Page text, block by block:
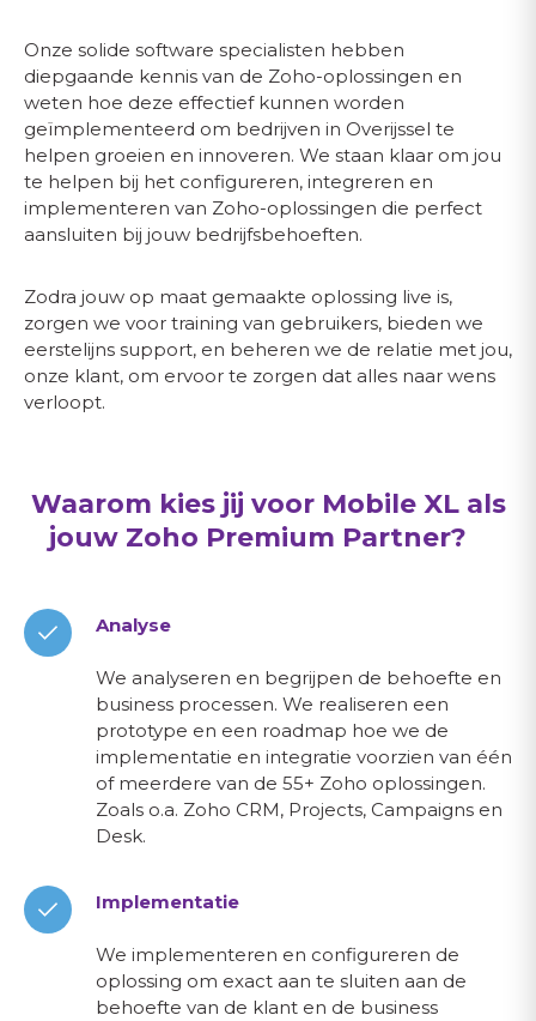
Onze solide software specialisten hebben
diepgaande kennis van de Zoho-oplossingen en
weten hoe deze effectief kunnen worden
geïmplementeerd om bedrijven in Overijssel te
helpen groeien en innoveren. We staan klaar om jou
te helpen bij het configureren, integreren en
implementeren van Zoho-oplossingen die perfect
aansluiten bij jouw bedrijfsbehoeften.
Zodra jouw op maat gemaakte oplossing live is,
zorgen we voor training van gebruikers, bieden we
eerstelijns support, en beheren we de relatie met jou,
onze klant, om ervoor te zorgen dat alles naar wens
verloopt.
Waarom kies jij voor Mobile XL als
jouw Zoho Premium Partner?
Analyse
We analyseren en begrijpen de behoefte en
business processen. We realiseren een
prototype en een roadmap hoe we de
implementatie en integratie voorzien van één
of meerdere van de 55+ Zoho oplossingen.
Zoals o.a. Zoho CRM, Projects, Campaigns en
Desk.
Implementatie
We implementeren en configureren de
oplossing om exact aan te sluiten aan de
behoefte van de klant en de business